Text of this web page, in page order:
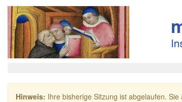
Hinweis: Ihre bisherige Sitzung ist abgelaufen.